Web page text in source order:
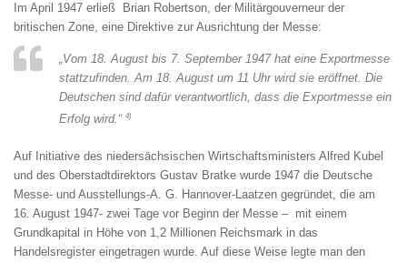
Im April 1947 erließ Brian Robertson, der Militärgouverneur der
britischen Zone, eine Direktive zur Ausrichtung der Messe:
„Vom 18. August bis 7. September 1947 hat eine Exportmesse
stattzufinden. Am 18. August um 11 Uhr wird sie eröffnet. Die
Deutschen sind dafür verantwortlich, dass die Exportmesse ein
Erfolg wird.“ 4)
Auf Initiative des niedersächsischen Wirtschaftsministers Alfred Kubel
und des Oberstadtdirektors Gustav Bratke wurde 1947 die Deutsche
Messe- und Ausstellungs-A. G. Hannover-Laatzen gegründet, die am
16. August 1947- zwei Tage vor Beginn der Messe – mit einem
Grundkapital in Höhe von 1,2 Millionen Reichsmark in das
Handelsregister eingetragen wurde. Auf diese Weise legte man den